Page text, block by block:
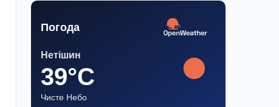
Погода
Нетішин
39°C
Чисте Небо